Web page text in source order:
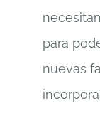
para
nuevas